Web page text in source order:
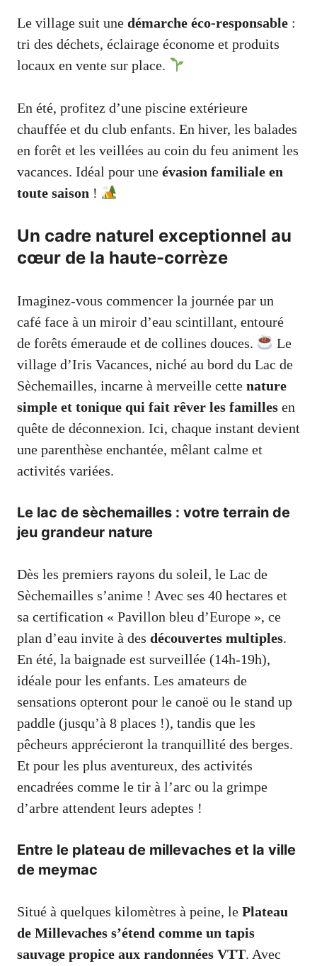
Le village suit une démarche éco-responsable :
tri des déchets, éclairage économe et produits
locaux en vente sur place.
En été, profitez d’une piscine extérieure
chauffée et du club enfants. En hiver, les balades
en forêt et les veillées au coin du feu animent les
vacances. Idéal pour une évasion familiale en
toute saison !
Un cadre naturel exceptionnel au
cœur de la haute-corrèze
Imaginez-vous commencer la journée par un
café face à un miroir d’eau scintillant, entouré
de forêts émeraude et de collines douces.
Le
village d’Iris Vacances, niché au bord du Lac de
Sèchemailles, incarne à merveille cette nature
simple et tonique qui fait rêver les familles en
quête de déconnexion. Ici, chaque instant devient
une parenthèse enchantée, mêlant calme et
activités variées.
Le lac de sèchemailles : votre terrain de
jeu grandeur nature
Dès les premiers rayons du soleil, le Lac de
Sèchemailles s’anime ! Avec ses 40 hectares et
sa certification « Pavillon bleu d’Europe », ce
plan d’eau invite à des découvertes multiples.
En été, la baignade est surveillée (14h-19h),
idéale pour les enfants. Les amateurs de
sensations opteront pour le canoë ou le stand up
paddle (jusqu’à 8 places !), tandis que les
pêcheurs apprécieront la tranquillité des berges.
Et pour les plus aventureux, des activités
encadrées comme le tir à l’arc ou la grimpe
d’arbre attendent leurs adeptes !
Entre le plateau de millevaches et la ville
de meymac
Situé à quelques kilomètres à peine, le Plateau
de Millevaches s’étend comme un tapis
sauvage propice aux randonnées VTT. Avec